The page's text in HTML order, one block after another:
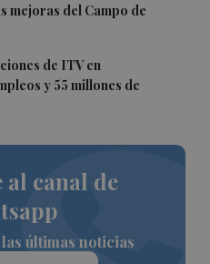
mejoras del Campo de
de ITV en
y 55 millones de
al canal de
últimas noticias